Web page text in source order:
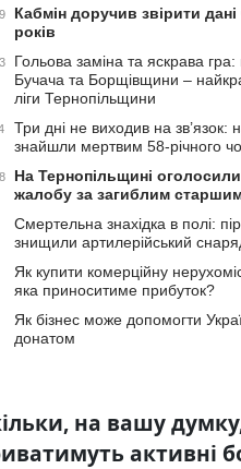
Кабмін доручив звірити дані
років
Гольова заміна та яскрава
Бучача та Борщівщини –
ліги Тернопільщини
Три дні не виходив на зв’язок:
знайшли мертвим 58-річного
На Тернопільщині
жалобу за загиблим
Смертельна знахідка в полі:
знищили артилерійський
Як купити комерційну
яка приноситиме прибуток?
Як бізнес може допомогти
донатом
на вашу
активні